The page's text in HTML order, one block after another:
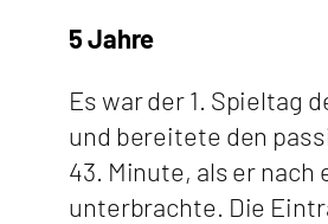
5 Jahre
Es war der 1. Spieltag
und bereitete den
43. Minute, als er
unterbrachte. Die